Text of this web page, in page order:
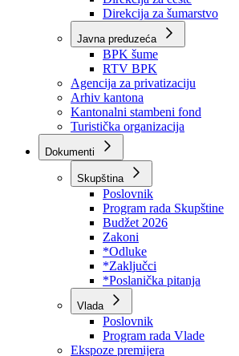
Direkcije
Direkcija za robne rezerve
Direkcija za ceste
Direkcija za šumarstvo
Javna preduzeća
BPK šume
RTV BPK
Agencija za privatizaciju
Arhiv kantona
Kantonalni stambeni fond
Turistička organizacija
Dokumenti
Skupština
Poslovnik
Program rada Skupštine
Budžet 2026
Zakoni
*Odluke
*Zaključci
*Poslanička pitanja
Vlada